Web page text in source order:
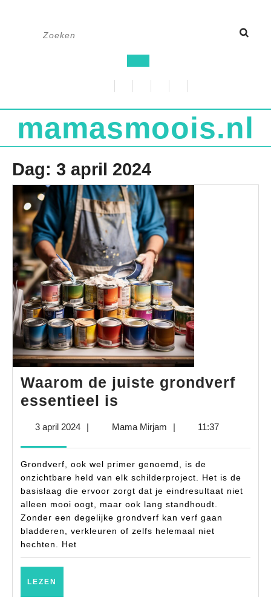
knop
mamasmoois.nl
Dag: 3 april 2024
Waarom de juiste grondverf
essentieel is
juiste
essentieel
is
3 april 20243
| Mama MirjamMama
| 11:37
Grondverf, ook wel primer genoemd, is de
onzichtbare held van elk schilderproject. Het is de
basislaag die ervoor zorgt dat je eindresultaat niet
alleen mooi oogt, maar ook lang standhoudt.
Zonder een degelijke grondverf kan verf gaan
bladderen, verkleuren of zelfs helemaal niet
hechten. Het
LEZEN